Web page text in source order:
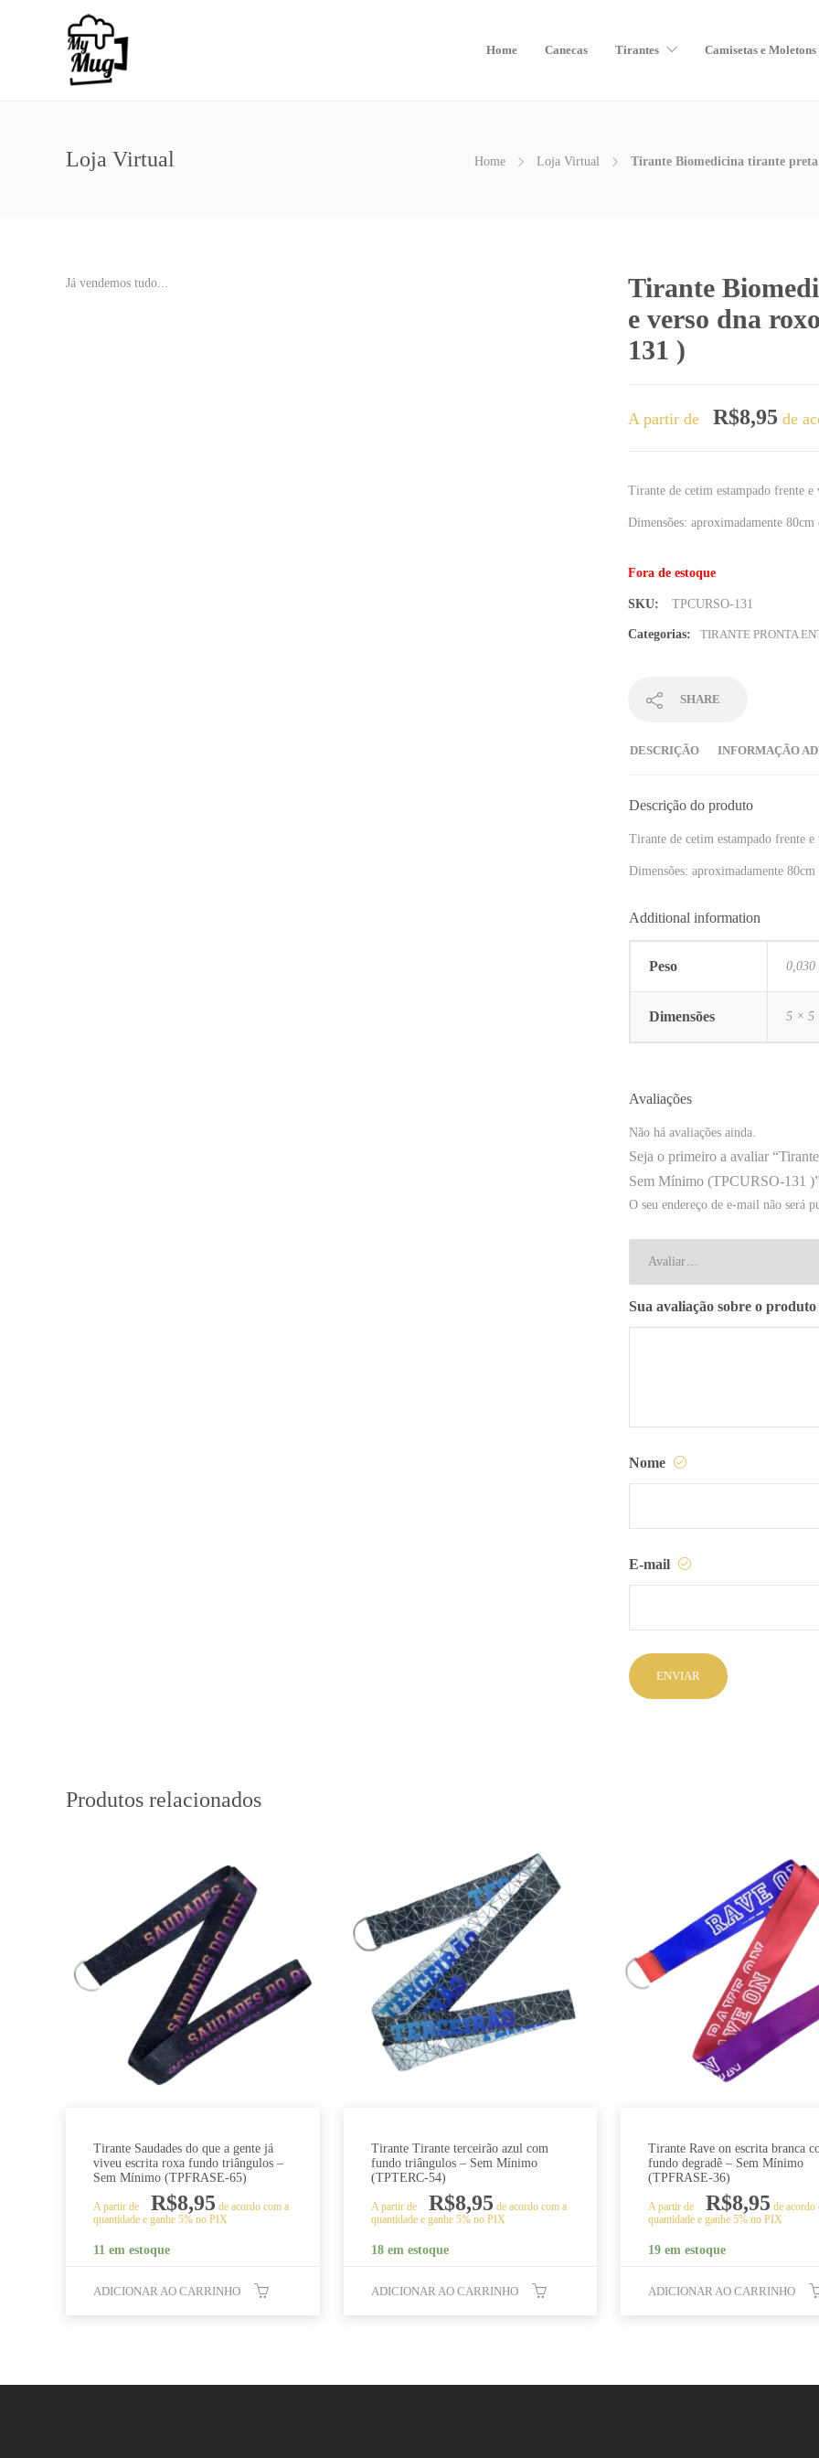
Home Canecas Tirantes Camisetas e Moletons
Loja Virtual Home Loja Virtual Tirante Biomedicina tirante
Já vendemos tudo...
Tirante
e verso dna
131 )
A partir de R$8,95 de
Tirante de cetim estampado frente e
Dimensões: aproximadamente
Fora de estoque
SKU: TPCURSO-131
Categorias: TIRANTE PRONTA
SHARE
DESCRIÇÃO INFORMAÇÃO
Descrição do produto
Tirante de cetim estampado frente
Dimensões: aproximadamente
Additional information
Peso 0,030
Dimensões 5 × 5
Avaliações
Não há avaliações ainda.
Seja o primeiro a avaliar
Sem Mínimo (TPCURSO-131
O seu endereço de e-mail não será
Sua avaliação sobre o produto
Nome
E-mail
Produtos relacionados
Tirante Saudades do que a gente já
viveu escrita roxa fundo triângulos –
Sem Mínimo (TPFRASE-65)
A partir de R$8,95 de acordo com a
quantidade e ganhe 5% no PIX
11 em estoque
ADICIONAR AO CARRINHO
Tirante Tirante terceirão azul com
fundo triângulos – Sem Mínimo
(TPTERC-54)
A partir de R$8,95 de acordo com a
quantidade e ganhe 5% no PIX
18 em estoque
ADICIONAR AO CARRINHO
Tirante Rave on escrita branca
fundo degradê – Sem Mínimo
(TPFRASE-36)
A partir de R$8,95 de acordo
quantidade e ganhe 5% no PIX
19 em estoque
ADICIONAR AO CARRINHO